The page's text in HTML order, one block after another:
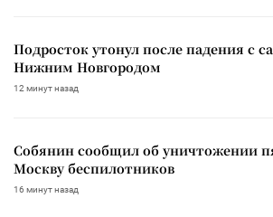
Подросток утонул после падения с
Нижним Новгородом
12 минут назад
Собянин сообщил об уничтожении
Москву беспилотников
16 минут назад